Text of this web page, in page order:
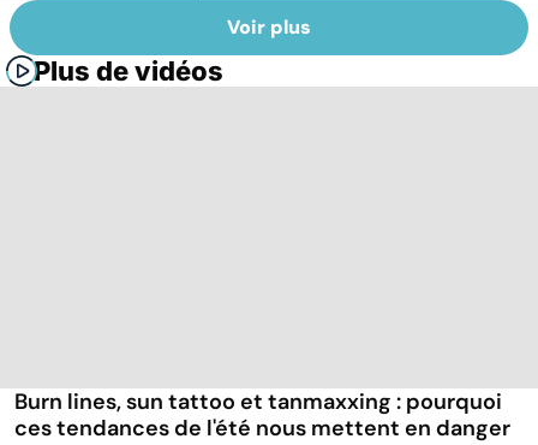
Voir plus
Plus de vidéos
Burn lines, sun tattoo et tanmaxxing : pourquoi
ces tendances de l'été nous mettent en danger